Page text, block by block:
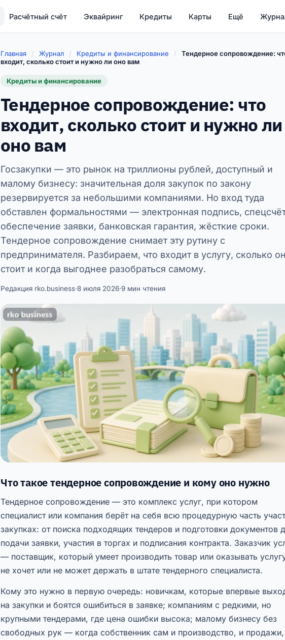
Расчётный счёт Эквайринг Кредиты Карты Ещё
Главная / Журнал / Кредиты и финансирование /
Тендерное сопровождение:
входит, сколько стоит и нужно ли оно вам
Кредиты и финансирование
Тендерное сопровождение: что
входит, сколько стоит и нужно ли
оно вам
Госзакупки — это рынок на триллионы рублей, доступный и
малому бизнесу: значительная доля закупок по закону
резервируется за небольшими компаниями. Но вход туда
обставлен формальностями — электронная подпись,
обеспечение заявки, банковская гарантия, жёсткие сроки.
Тендерное сопровождение снимает эту рутину с
предпринимателя. Разбираем, что входит в услугу, сколько
стоит и когда выгоднее разобраться самому.
Редакция rko.business·8 июля 2026·9 мин чтения
Что такое тендерное сопровождение и кому оно нужно
Тендерное сопровождение — это комплекс услуг, при котором
специалист или компания берёт на себя всю процедурную часть
закупках: от поиска подходящих тендеров и подготовки документов
подачи заявки, участия в торгах и подписания контракта. Заказчик
— поставщик, который умеет производить товар или оказывать
не хочет или не может держать в штате тендерного специалиста.
Кому это нужно в первую очередь: новичкам, которые впервые
на закупки и боятся ошибиться в заявке; компаниям с редкими, но
крупными тендерами, где цена ошибки высока; малому бизнесу без
свободных рук — когда собственник сам и производство, и